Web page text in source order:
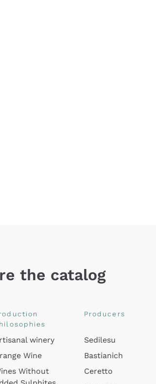
the catalog
winery
Wine
Without
Producers
Sedilesu
Bastianich
Ceretto